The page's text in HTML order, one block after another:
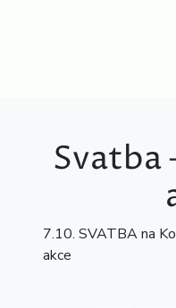
Svatba
7.10. SVATBA na
akce